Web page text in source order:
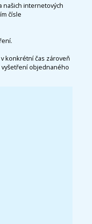
našich internetových
čísle
konkrétní čas zároveň
objednaného